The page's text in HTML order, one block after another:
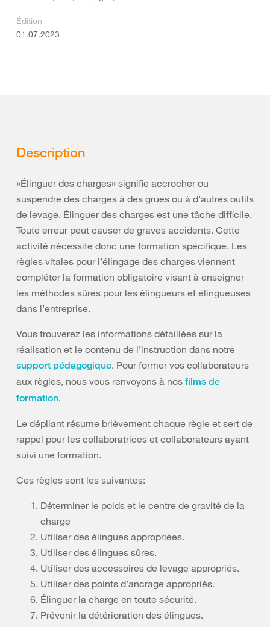
Édition
01.07.2023
Description
«Élinguer des charges» signifie accrocher ou
suspendre des charges à des grues ou à d’autres outils
de levage. Élinguer des charges est une tâche difficile.
Toute erreur peut causer de graves accidents. Cette
activité nécessite donc une formation spécifique. Les
règles vitales pour l’élingage des charges viennent
compléter la formation obligatoire visant à enseigner
les méthodes sûres pour les élingueurs et élingueuses
dans l’entreprise.
Vous trouverez les informations détaillées sur la
réalisation et le contenu de l’instruction dans notre
support pédagogique. Pour former vos collaborateurs
aux règles, nous vous renvoyons à nos films de
formation.
Le dépliant résume brièvement chaque règle et sert de
rappel pour les collaboratrices et collaborateurs ayant
suivi une formation.
Ces règles sont les suivantes:
Déterminer le poids et le centre de gravité de la
charge
Utiliser des élingues appropriées.
Utiliser des élingues sûres.
Utiliser des accessoires de levage appropriés.
Utiliser des points d’ancrage appropriés.
Élinguer la charge en toute sécurité.
Prévenir la détérioration des élingues.